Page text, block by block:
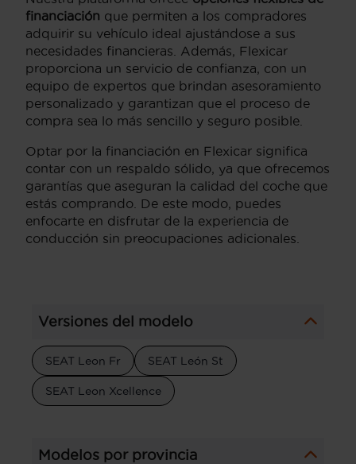
financiación que permiten a los compradores
adquirir su vehículo ideal ajustándose a sus
necesidades financieras. Además, Flexicar
proporciona un servicio de confianza, con un
equipo de expertos que brindan asesoramiento
personalizado y garantizan que el proceso de
compra sea lo más sencillo y seguro posible.
Optar por la financiación en Flexicar significa
contar con un respaldo sólido, ya que ofrecemos
garantías que aseguran la calidad del coche que
estás comprando. De este modo, puedes
enfocarte en disfrutar de la experiencia de
conducción sin preocupaciones adicionales.
Versiones del modelo
SEAT Leon Fr SEAT León St
SEAT Leon Xcellence
Modelos por provincia